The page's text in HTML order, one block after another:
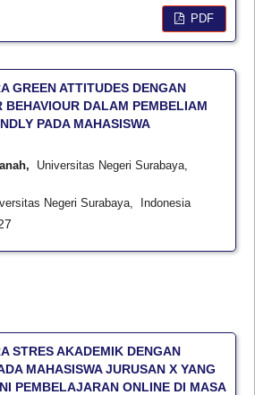
PDF
GREEN ATTITUDES DENGAN
BEHAVIOUR DALAM PEMBELIAM
PADA MAHASISWA
Universitas Negeri Surabaya,
Negeri Surabaya, Indonesia
STRES AKADEMIK DENGAN
MAHASISWA JURUSAN X YANG
PEMBELAJARAN ONLINE DI MASA